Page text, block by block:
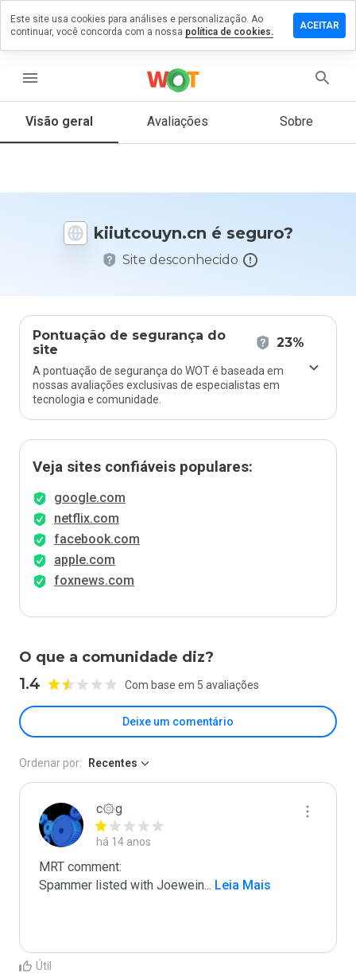
menu
Visão geral Avaliações Sobre
kiiutcouyn.cn é seguro?
Site desconhecido
Pontuação de segurança do
site
23%
A pontuação de segurança do WOT é baseada em
nossas avaliações exclusivas de especialistas em
tecnologia e comunidade.
Veja sites confiáveis populares:
google.com
netflix.com
facebook.com
apple.com
foxnews.com
O que a comunidade diz?
1.4 Com base em 5 avaliações
Deixe um comentário
um
que
Ordenar por: Recentes
c۞g
há 14 anos
MRT comment:
Spammer listed with Joewein ... Leia Mais
Útil
Este site usa cookies para análises e personalização. Ao
continuar, você concorda com a nossa política de cookies.
ACEITAR